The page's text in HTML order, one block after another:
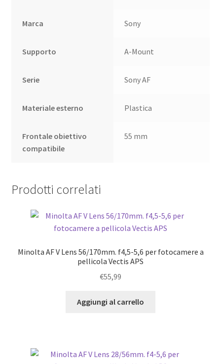
Marca Sony
Supporto A-Mount
Serie Sony AF
Materiale esterno Plastica
Frontale obiettivo
compatibile
55 mm
Prodotti correlati
Minolta AF V Lens 56/170mm. f4,5-5,6 per fotocamere a
pellicola Vectis APS
€55,99
Aggiungi al carrello